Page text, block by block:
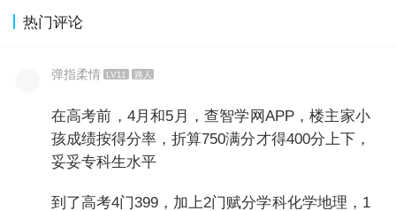
热门评论
弹指柔情 LV11 路人
在高考前，4月和5月，查智学网APP，楼主家小
孩成绩按得分率，折算750满分才得400分上下，
妥妥专科生水平
到了高考4门399，加上2门赋分学科化学地理，1